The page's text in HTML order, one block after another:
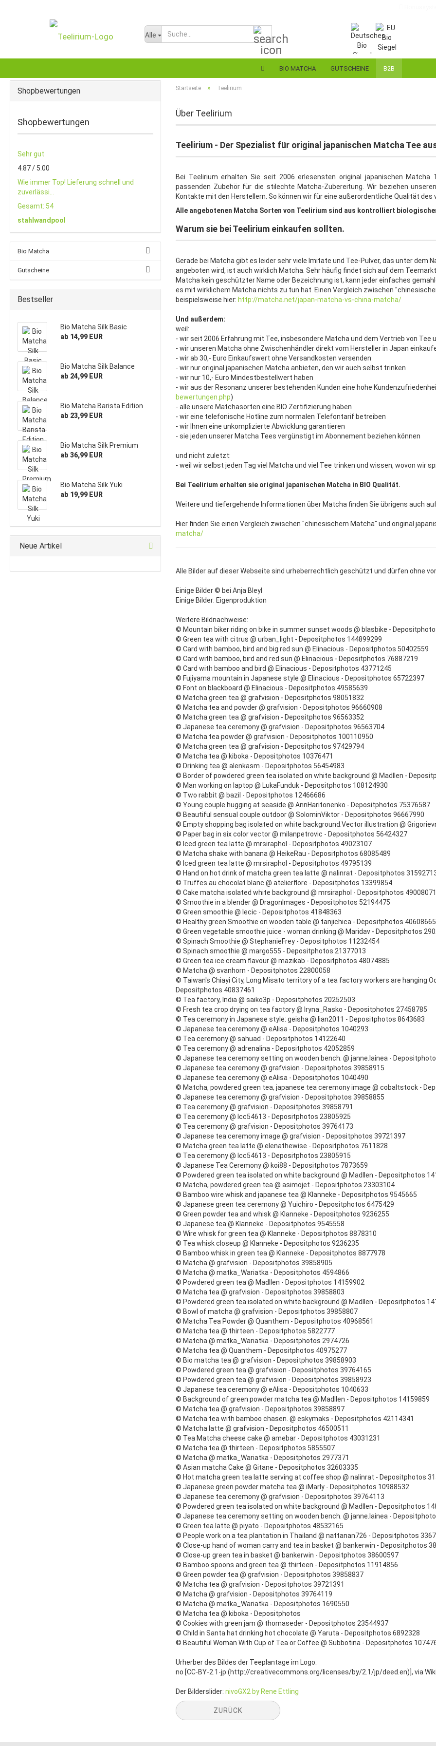
Lieferland
E-
Konto
Alle
BIO MATCHA GUTSCHEINE B2B
Startseite » Teelirium
Über Teelirium
Teelirium - Der Spezialist für original japanischen Matcha Tee
Bei Teelirium erhalten Sie seit 2006 erlesensten original japanischen
passenden Zubehör für die stilechte Matcha-Zubereitung. Wir beziehen
Kontakte mit den Herstellern. So können wir für eine außerordentliche Qualität des
Alle angebotenen Matcha Sorten von Teelirium sind aus kontrolliert
Warum sie bei Teelirium einkaufen sollten.
Gerade bei Matcha gibt es leider sehr viele Imitate und Tee-Pulver, das unter dem
angeboten wird, ist auch wirklich Matcha. Sehr häufig findet sich auf dem
Matcha kein geschützter Name oder Bezeichnung ist, kann jeder einfaches
es mit wirklichem Matcha nichts zu tun hat. Einen Vergleich zwischen
beispielsweise hier: http://matcha.net/japan-matcha-vs-china-matcha/
Und außerdem:
weil:
- wir seit 2006 Erfahrung mit Tee, insbesondere Matcha und dem Vertrieb von Tee
- wir unseren Matcha ohne Zwischenhändler direkt vom Hersteller in Japan
- wir ab 30,- Euro Einkaufswert ohne Versandkosten versenden
- wir nur original japanischen Matcha anbieten, den wir auch selbst trinken
- wir nur 10,- Euro Mindestbestellwert haben
- wir aus der Resonanz unserer bestehenden Kunden eine hohe
bewertungen.php)
- alle unsere Matchasorten eine BIO Zertifizierung haben
- wir eine telefonische Hotline zum normalen Telefontarif betreiben
- wir Ihnen eine unkomplizierte Abwicklung garantieren
- sie jeden unserer Matcha Tees vergünstigt im Abonnement beziehen können
und nicht zuletzt:
- weil wir selbst jeden Tag viel Matcha und viel Tee trinken und wissen, wovon wir
Bei Teelirium erhalten sie original japanischen Matcha in BIO Qualität.
Weitere und tiefergehende Informationen über Matcha finden Sie übrigens auch
Hier finden Sie einen Vergleich zwischen "chinesischem Matcha" und original
matcha/
Alle Bilder auf dieser Webseite sind urheberrechtlich geschützt und dürfen ohne
Einige Bilder © bei Anja Bleyl
Einige Bilder: Eigenproduktion
Weitere Bildnachweise:
© Mountain biker riding on bike in summer sunset woods @ blasbike -
© Green tea with citrus @ urban_light - Depositphotos 144899299
© Card with bamboo, bird and big red sun @ Elinacious - Depositphotos 50402559
© Card with bamboo, bird and red sun @ Elinacious - Depositphotos 76887219
© Card with bamboo and bird @ Elinacious - Depositphotos 43771245
© Fujiyama mountain in Japanese style @ Elinacious - Depositphotos 65722397
© Font on blackboard @ Elinacious - Depositphotos 49585639
© Matcha green tea @ grafvision - Depositphotos 98051832
© Matcha tea and powder @ grafvision - Depositphotos 96660908
© Matcha green tea @ grafvision - Depositphotos 96563352
© Japanese tea ceremony @ grafvision - Depositphotos 96563704
© Matcha tea powder @ grafvision - Depositphotos 100110950
© Matcha green tea @ grafvision - Depositphotos 97429794
© Matcha tea @ kiboka - Depositphotos 10376471
© Drinking tea @ alenkasm - Depositphotos 56454983
© Border of powdered green tea isolated on white background @ Madllen -
© Man working on laptop @ LukaFunduk - Depositphotos 108124930
© Two rabbit @ bazil - Depositphotos 12466686
© Young couple hugging at seaside @ AnnHaritonenko - Depositphotos 75376587
© Beautiful sensual couple outdoor @ SolominViktor - Depositphotos 96667990
© Empty shopping bag isolated on white background.Vector illustration @
© Paper bag in six color vector @ milanpetrovic - Depositphotos 56424327
© Iced green tea latte @ mrsiraphol - Depositphotos 49023107
© Matcha shake with banana @ HeikeRau - Depositphotos 68085489
© Iced green tea latte @ mrsiraphol - Depositphotos 49795139
© Hand on hot drink of matcha green tea latte @ nalinrat - Depositphotos
© Truffes au chocolat blanc @ atelierflore - Depositphotos 13399854
© Cake matcha isolated white background @ mrsiraphol - Depositphotos 49008071
© Smoothie in a blender @ DragonImages - Depositphotos 52194475
© Green smoothie @ lecic - Depositphotos 41848363
© Healthy green Smoothie on wooden table @ tanjichica - Depositphotos 40608665
© Green vegetable smoothie juice - woman drinking @ Maridav - Depositphotos
© Spinach Smoothie @ StephanieFrey - Depositphotos 11232454
© Spinach smoothie @ margo555 - Depositphotos 21377013
© Green tea ice cream flavour @ mazikab - Depositphotos 48074885
© Matcha @ svanhorn - Depositphotos 22800058
© Taiwan's Chiayi City, Long Misato territory of a tea factory workers are hanging
Depositphotos 40837461
© Tea factory, India @ saiko3p - Depositphotos 20252503
© Fresh tea crop drying on tea factory @ Iryna_Rasko - Depositphotos 27458785
© Tea ceremony in Japanese style: geisha @ lian2011 - Depositphotos 8643683
© Japanese tea ceremony @ eAlisa - Depositphotos 1040293
© Tea ceremony @ sahuad - Depositphotos 14122640
© Tea ceremony @ adrenalina - Depositphotos 42052859
© Japanese tea ceremony setting on wooden bench. @ janne.lainea -
© Japanese tea ceremony @ grafvision - Depositphotos 39858915
© Japanese tea ceremony @ eAlisa - Depositphotos 1040490
© Matcha, powdered green tea, japanese tea ceremony image @ cobaltstock -
© Japanese tea ceremony @ grafvision - Depositphotos 39858855
© Tea ceremony @ grafvision - Depositphotos 39858791
© Tea ceremony @ lcc54613 - Depositphotos 23805925
© Tea ceremony @ grafvision - Depositphotos 39764173
© Japanese tea ceremony image @ grafvision - Depositphotos 39721397
© Matcha green tea latte @ elenathewise - Depositphotos 7611828
© Tea ceremony @ lcc54613 - Depositphotos 23805915
© Japanese Tea Ceremony @ koi88 - Depositphotos 7873659
© Powdered green tea isolated on white background @ Madllen - Depositphotos
© Matcha, powdered green tea @ asimojet - Depositphotos 23303104
© Bamboo wire whisk and japanese tea @ Klanneke - Depositphotos 9545665
© Japanese green tea ceremony @ Yuichiro - Depositphotos 6475429
© Green powder tea and whisk @ Klanneke - Depositphotos 9236255
© Japanese tea @ Klanneke - Depositphotos 9545558
© Wire whisk for green tea @ Klanneke - Depositphotos 8878310
© Tea whisk closeup @ Klanneke - Depositphotos 9236235
© Bamboo whisk in green tea @ Klanneke - Depositphotos 8877978
© Matcha @ grafvision - Depositphotos 39858905
© Matcha @ matka_Wariatka - Depositphotos 4594866
© Powdered green tea @ Madllen - Depositphotos 14159902
© Matcha tea @ grafvision - Depositphotos 39858803
© Powdered green tea isolated on white background @ Madllen - Depositphotos
© Bowl of matcha @ grafvision - Depositphotos 39858807
© Matcha Tea Powder @ Quanthem - Depositphotos 40968561
© Matcha tea @ thirteen - Depositphotos 5822777
© Matcha @ matka_Wariatka - Depositphotos 2974726
© Matcha tea @ Quanthem - Depositphotos 40975277
© Bio matcha tea @ grafvision - Depositphotos 39858903
© Powdered green tea @ grafvision - Depositphotos 39764165
© Powdered green tea @ grafvision - Depositphotos 39858923
© Japanese tea ceremony @ eAlisa - Depositphotos 1040633
© Background of green powder matcha tea @ Madllen - Depositphotos 14159859
© Matcha tea @ grafvision - Depositphotos 39858897
© Matcha tea with bamboo chasen. @ eskymaks - Depositphotos 42114341
© Matcha latte @ grafvision - Depositphotos 46500511
© Tea Matcha cheese cake @ amebar - Depositphotos 43031231
© Matcha tea @ thirteen - Depositphotos 5855507
© Matcha @ matka_Wariatka - Depositphotos 2977371
© Asian matcha Cake @ Gitane - Depositphotos 32603335
© Hot matcha green tea latte serving at coffee shop @ nalinrat - Depositphotos
© Japanese green powder matcha tea @ iMarly - Depositphotos 10988532
© Japanese tea ceremony @ grafvision - Depositphotos 39764113
© Powdered green tea isolated on white background @ Madllen - Depositphotos
© Japanese tea ceremony setting on wooden bench. @ janne.lainea -
© Green tea latte @ piyato - Depositphotos 48532165
© People work on a tea plantation in Thailand @ nattanan726 - Depositphotos
© Close-up hand of woman carry and tea in basket @ bankerwin - Depositphotos
© Close-up green tea in basket @ bankerwin - Depositphotos 38600597
© Bamboo spoons and green tea @ thirteen - Depositphotos 11914856
© Green powder tea @ grafvision - Depositphotos 39858837
© Matcha tea @ grafvision - Depositphotos 39721391
© Matcha @ grafvision - Depositphotos 39764119
© Matcha @ matka_Wariatka - Depositphotos 1690550
© Matcha tea @ kiboka - Depositphotos
© Cookies with green jam @ thomaseder - Depositphotos 23544937
© Child in Santa hat drinking hot chocolate @ Yaruta - Depositphotos 6892328
© Beautiful Woman With Cup of Tea or Coffee @ Subbotina - Depositphotos
Urherber des Bildes der Teeplantage im Logo:
no [CC-BY-2.1-jp (http://creativecommons.org/licenses/by/2.1/jp/deed.en)], via
Der Bilderslider:nivoGX2 by Rene Ettling
ZURÜCK
Shopbewertungen
Shopbewertungen
Sehr gut
4.87 / 5.00
Wie immer Top! Lieferung schnell und
zuverlässi...
Gesamt: 54
stahlwandpool
Bio Matcha
Gutscheine
Bestseller
Bio Matcha Silk Basic
ab 14,99 EUR
Bio Matcha Silk Balance
ab 24,99 EUR
Bio Matcha Barista Edition
ab 23,99 EUR
Bio Matcha Silk Premium
ab 36,99 EUR
Bio Matcha Silk Yuki
ab 19,99 EUR
Neue Artikel